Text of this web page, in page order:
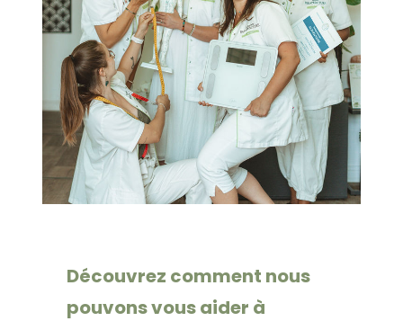
Découvrez comment nous
pouvons vous aider à